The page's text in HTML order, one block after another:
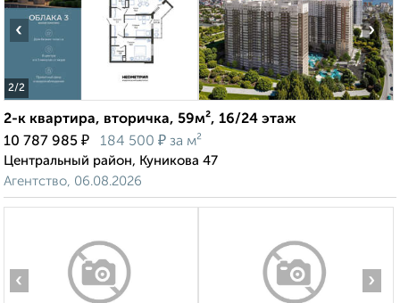
2/2
‹ ›
2-к квартира, вторичка, 59м², 16/24 этаж
10 787 985 ₽ 184 500 ₽ за м²
Центральный район, Куникова 47
Агентство, 06.08.2026
‹ ›